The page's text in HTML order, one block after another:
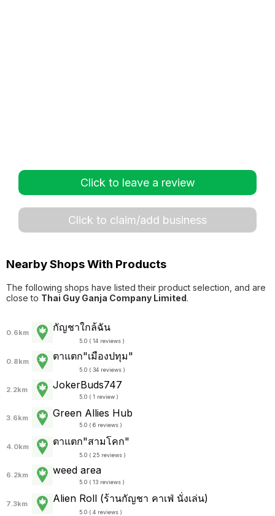
Click to leave a review
Click to claim/add business
Nearby Shops With Products
The following shops have listed their product selection, and are
close to Thai Guy Ganja Company Limited.
0.6km กัญชาใกล้ฉัน
5.0 ( 14 reviews )
0.8km ตาแตก"เมืองปทุม"
5.0 ( 34 reviews )
2.2km JokerBuds747
5.0 ( 1 review )
3.6km Green Allies Hub
5.0 ( 6 reviews )
4.0km ตาแตก"สามโคก"
5.0 ( 25 reviews )
6.2km weed area
5.0 ( 13 reviews )
7.3km Alien Roll (ร้านกัญชา คาเฟ่ นั่งเล่น)
5.0 ( 4 reviews )